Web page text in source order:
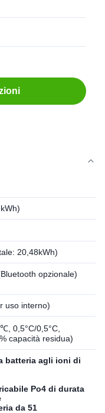
20,48kWh)
opzionale)
uso interno)
0,5°C/0,5°C,
capacità residua)
batteria agli ioni di
Po4 di durata
da 51